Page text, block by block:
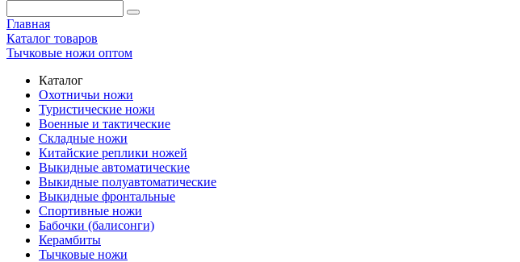
Главная
Каталог товаров
Тычковые ножи оптом
Каталог
Охотничьи ножи
Туристические ножи
Военные и тактические
Складные ножи
Китайские реплики ножей
Выкидные автоматические
Выкидные полуавтоматические
Выкидные фронтальные
Спортивные ножи
Бабочки (балисонги)
Керамбиты
Тычковые ножи